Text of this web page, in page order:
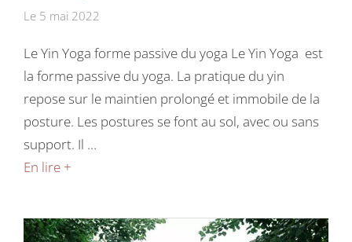
Le 5 mai 2022
Le Yin Yoga forme passive du yoga Le Yin Yoga est
la forme passive du yoga. La pratique du yin
repose sur le maintien prolongé et immobile de la
posture. Les postures se font au sol, avec ou sans
support. Il …
En lire +